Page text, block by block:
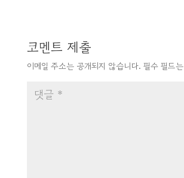
코멘트 제출
이메일 주소는 공개되지 않습니다. 필수 필드는